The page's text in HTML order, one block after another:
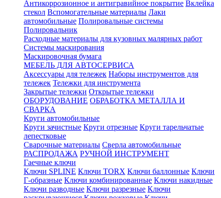
Антикоррозионное и антигравийное покрытие Вклейка
стекол Вспомогательные материалы Лаки
автомобильные Полировальные системы
Полировальник
Расходные материалы для кузовных малярных работ
Системы маскирования
Маскировочная бумага
МЕБЕЛЬ ДЛЯ АВТОСЕРВИСА
Аксессуары для тележек Наборы инструментов для
тележек Тележки для инструмента
Закрытые тележки Открытые тележки
ОБОРУДОВАНИЕ ОБРАБОТКА МЕТАЛЛА И
СВАРКА
Круги автомобильные
Круги зачистные Круги отрезные Круги тарельчатые
лепестковые
Сварочные материалы Сверла автомобильные
РАСПРОДАЖА РУЧНОЙ ИНСТРУМЕНТ
Гаечные ключи
Ключи SPLINE Ключи TORX Ключи баллонные Ключи
Г-образные Ключи комбинированные Ключи накидные
Ключи разводные Ключи разрезные Ключи